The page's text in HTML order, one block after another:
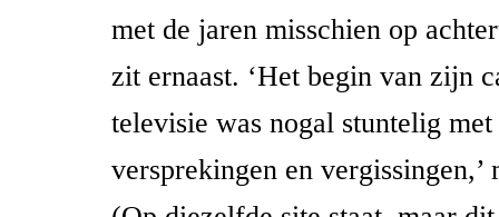
met de jaren misschien op
zit ernaast. ‘Het begin van zijn
televisie was nogal stuntelig
versprekingen en